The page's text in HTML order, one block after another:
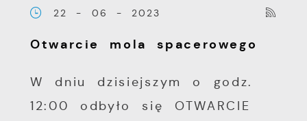
22 - 06 - 2023
Otwarcie mola spacerowego
W dniu dzisiejszym o godz.
12:00 odbyło się OTWARCIE